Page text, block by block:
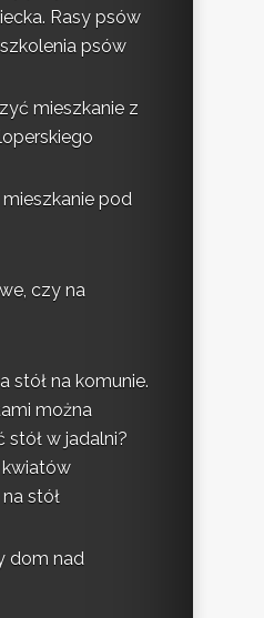
Rasy psów
psów
mieszkanie z
pod
czy na
stół na komunie.
można
stół w jadalni?
stół
dom nad